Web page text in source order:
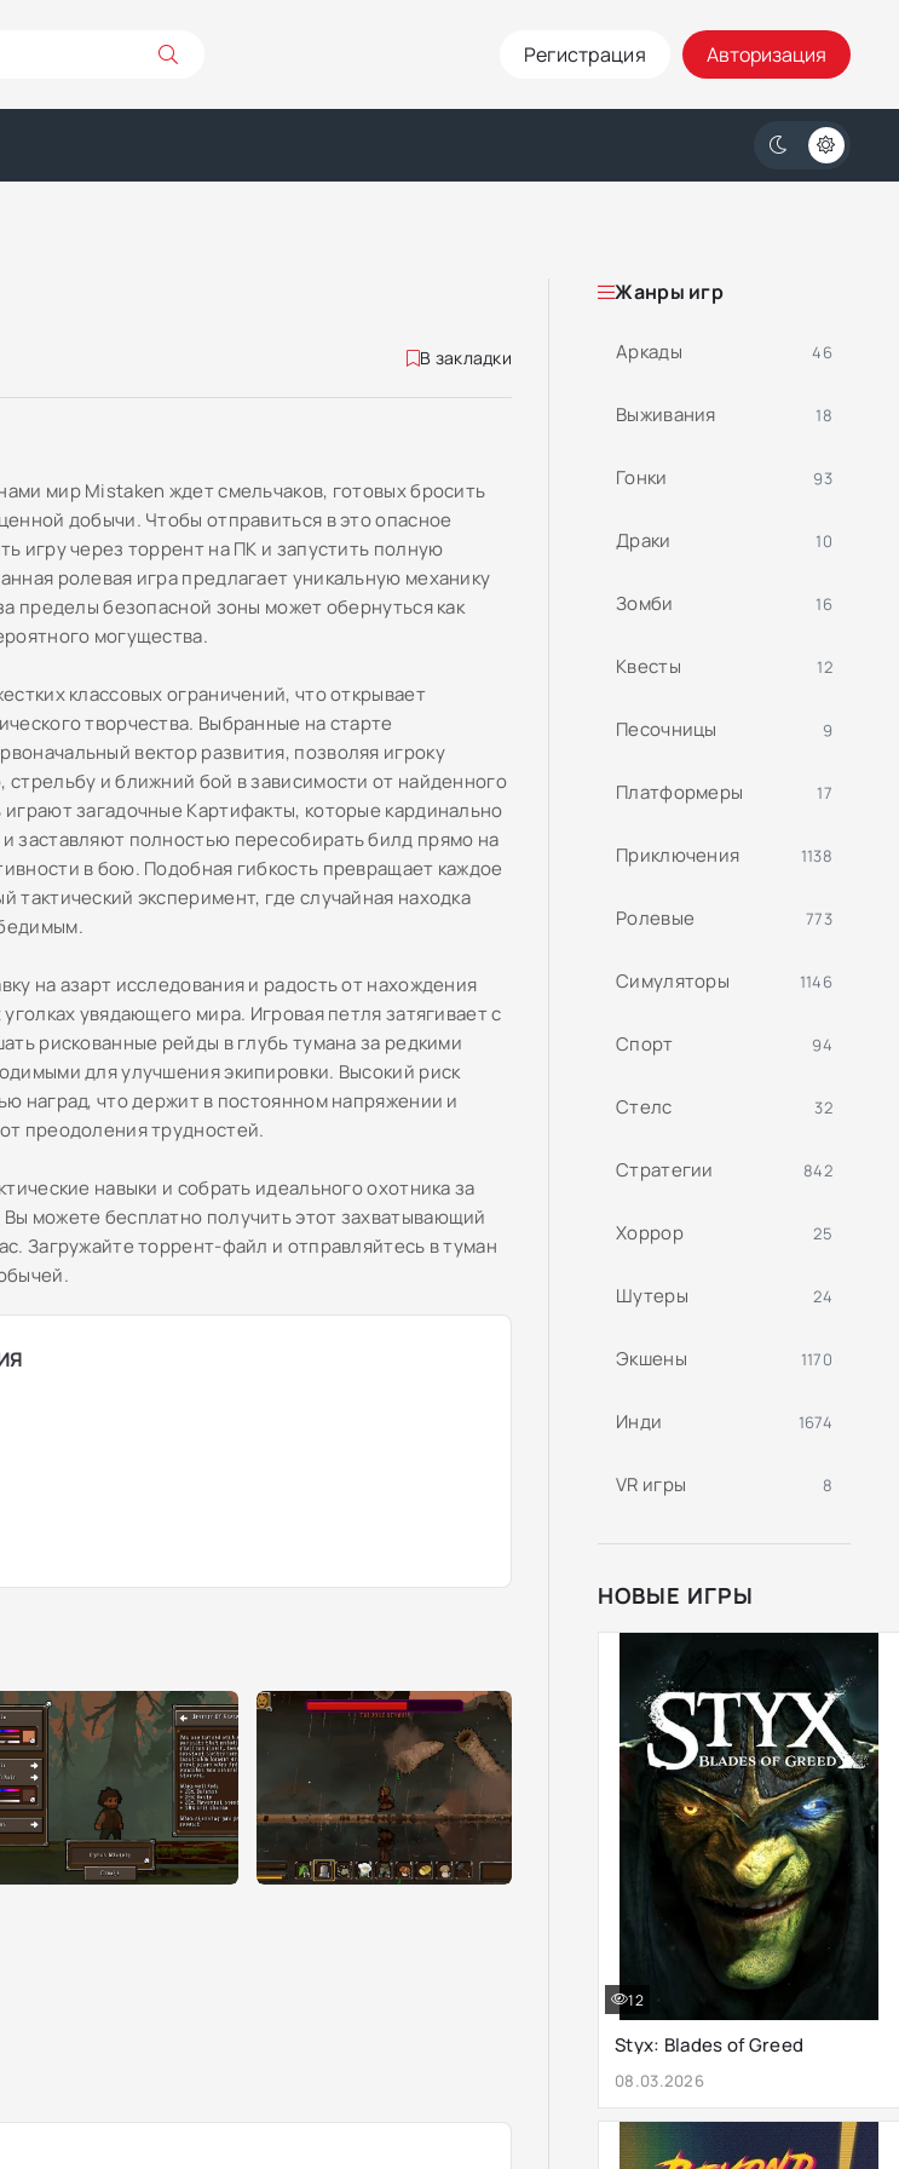
Регистрация Авторизация
В закладки
мир Mistaken ждет смельчаков, готовых бросить
добычи. Чтобы отправиться в это опасное
игру через торрент на ПК и запустить полную
ролевая игра предлагает уникальную механику
пределы безопасной зоны может обернуться как
могущества.
классовых ограничений, что открывает
творчества. Выбранные на старте
вектор развития, позволяя игроку
и ближний бой в зависимости от найденного
загадочные Картифакты, которые кардинально
заставляют полностью пересобирать билд прямо на
в бою. Подобная гибкость превращает каждое
тактический эксперимент, где случайная находка
на азарт исследования и радость от нахождения
увядающего мира. Игровая петля затягивает с
рискованные рейды в глубь тумана за редкими
для улучшения экипировки. Высокий риск
наград, что держит в постоянном напряжении и
преодоления трудностей.
навыки и собрать идеального охотника за
можете бесплатно получить этот захватывающий
Загружайте торрент-файл и отправляйтесь в туман
Жанры игр
Аркады 46
Выживания 18
Гонки 93
Драки 10
Зомби 16
Квесты 12
Песочницы 9
Платформеры 17
Приключения 1138
Ролевые 773
Симуляторы 1146
Спорт 94
Стелс 32
Стратегии 842
Хоррор 25
Шутеры 24
Экшены 1170
Инди 1674
VR игры 8
НОВЫЕ ИГРЫ
Styx: Blades of Greed
08.03.2026
12